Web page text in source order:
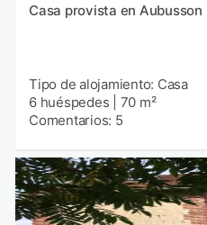
Casa provista en Aubusson
Tipo de alojamiento: Casa
6 huéspedes
70 m²
Comentarios: 5